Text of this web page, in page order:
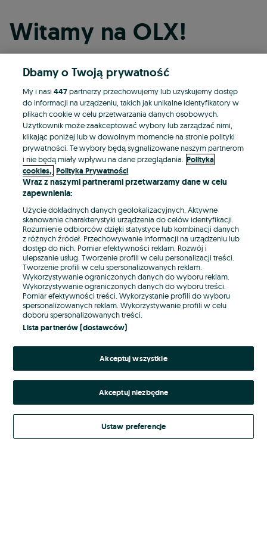
Witamy na OLX!
Kontynuuj przez Facebooka
Kontynuuj przez konto Apple
Kontynuuj przez konto Google
LUB
E-mail
Hasło
Nie pamiętasz hasła?
Zaloguj się
Kontynuując za pośrednictwem jednego z dostawców wskazanych powyżej,
Regulamin serwisuOLX.pl w jego aktualnym brzmieniu.
Dbamy o Twoją prywatność
My i nasi447partnerzy przechowujemy lub uzyskujemy dostęp
do informacji na urządzeniu, takich jak unikalne identyfikatory w
plikach cookie w celu przetwarzania danych osobowych.
Użytkownik może zaakceptować wybory lub zarządzać nimi,
klikając poniżej lub w dowolnym momencie na stronie polityki
prywatności. Te wybory będą sygnalizowane naszym partnerom
i nie będą miały wpływu na dane przeglądania. Polityka
cookies, Polityka Prywatności
Wraz z naszymi partnerami przetwarzamy dane w celu
zapewnienia:
Użycie dokładnych danych geolokalizacyjnych. Aktywne
skanowanie charakterystyki urządzenia do celów identyfikacji.
Rozumienie odbiorców dzięki statystyce lub kombinacji danych
z różnych źródeł. Przechowywanie informacji na urządzeniu lub
dostęp do nich. Pomiar efektywności reklam. Rozwój i
ulepszanie usług. Tworzenie profili w celu personalizacji treści.
Tworzenie profili w celu spersonalizowanych reklam.
Wykorzystywanie ograniczonych danych do wyboru reklam.
Wykorzystywanie ograniczonych danych do wyboru treści.
Pomiar efektywności treści. Wykorzystanie profili do wyboru
spersonalizowanych reklam. Wykorzystywanie profili w celu
doboru spersonalizowanych treści.
Lista partnerów (dostawców)
Akceptuj wszystkie
Akceptuj niezbędne
Ustaw preferencje